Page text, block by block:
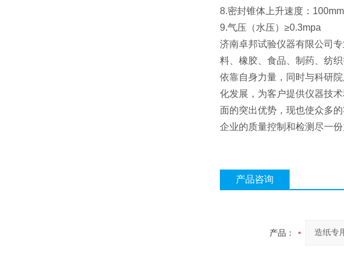
8.密封锥体上升速度：
9.气压（水压）≥0.3mpa
济南卓邦试验仪器有限公司
料、橡胶、食品、制药、纺
依靠自身力量，同时与科研
化发展，为客户提供仪器技
面的突出优势，现也使众多
企业的质量控制和检测尽一份
产品咨询
产品：